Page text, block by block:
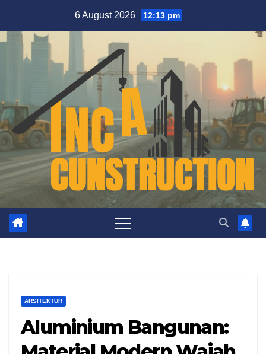
content
6 August 2026 12:13 pm
ARSITEKTUR
Aluminium Bangunan: